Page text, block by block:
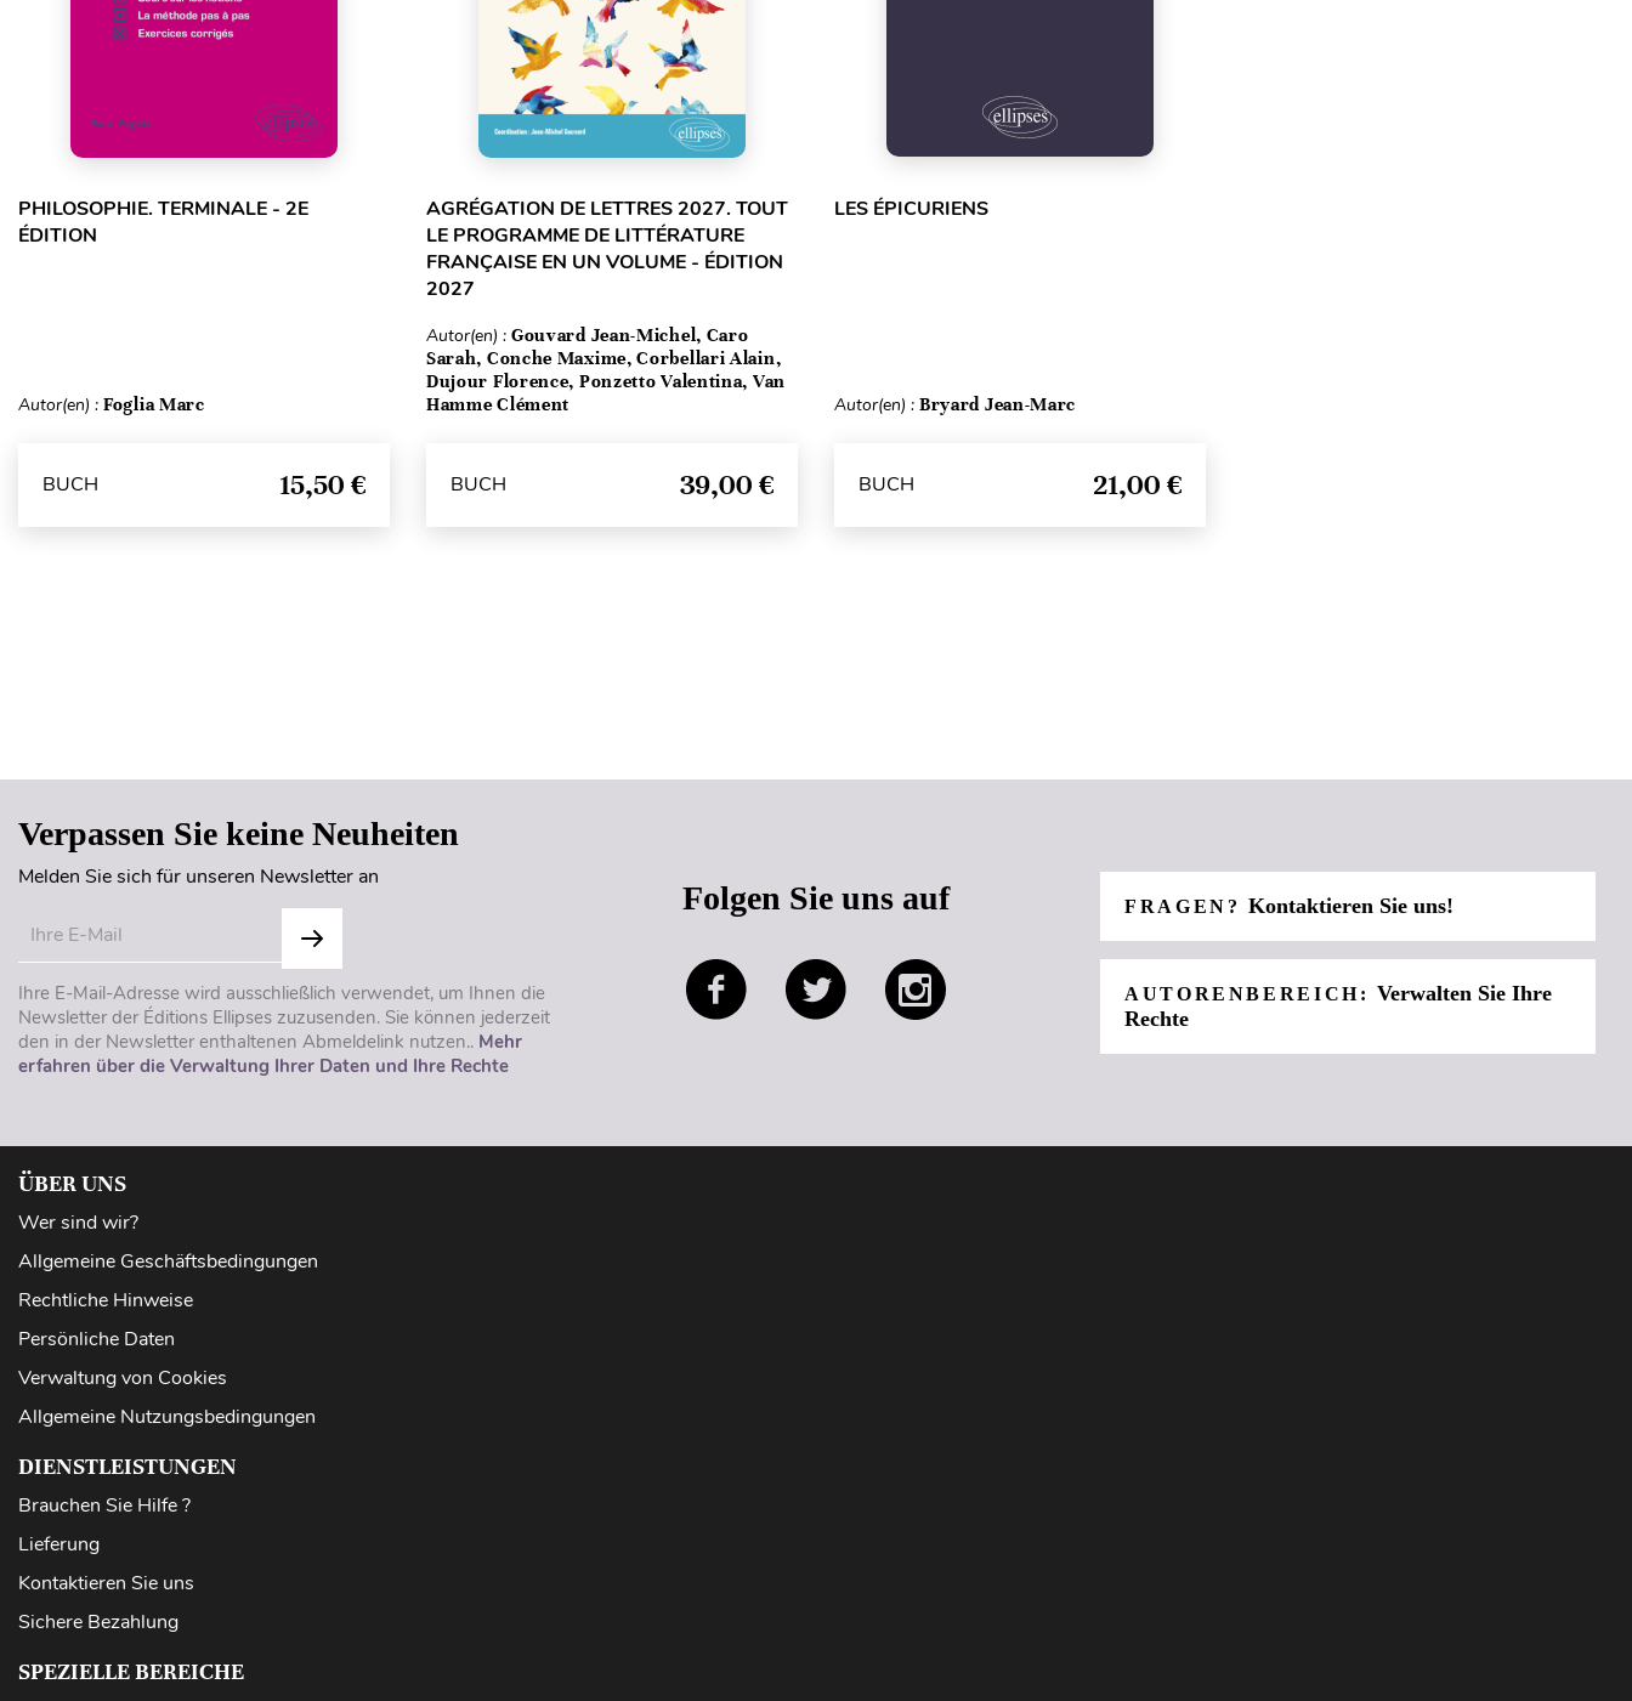
PHILOSOPHIE. TERMINALE - 2E
ÉDITION
Autor(en) : Foglia Marc
BUCH 15,50 €
AGRÉGATION DE LETTRES 2027. TOUT
LE PROGRAMME DE LITTÉRATURE
FRANÇAISE EN UN VOLUME - ÉDITION
2027
Autor(en) : Gouvard Jean-Michel, Caro
Sarah, Conche Maxime, Corbellari Alain,
Dujour Florence, Ponzetto Valentina, Van
Hamme Clément
BUCH 39,00 €
LES ÉPICURIENS
Autor(en) : Bryard Jean-Marc
BUCH 21,00 €
Verpassen Sie keine Neuheiten
Melden Sie sich für unseren Newsletter an
Ihre E-Mail-Adresse wird ausschließlich verwendet, um Ihnen die
Newsletter der Éditions Ellipses zuzusenden. Sie können jederzeit
den in der Newsletter enthaltenen Abmeldelink nutzen.. Mehr
erfahren über die Verwaltung Ihrer Daten und Ihre Rechte
Folgen Sie uns auf FRAGEN?Kontaktieren Sie uns!
AUTORENBEREICH:Verwalten Sie Ihre
Rechte
ÜBER UNS
Wer sind wir?
Allgemeine Geschäftsbedingungen
Rechtliche Hinweise
Persönliche Daten
Verwaltung von Cookies
Allgemeine Nutzungsbedingungen
DIENSTLEISTUNGEN
Brauchen Sie Hilfe ?
Lieferung
Kontaktieren Sie uns
Sichere Bezahlung
SPEZIELLE BEREICHE